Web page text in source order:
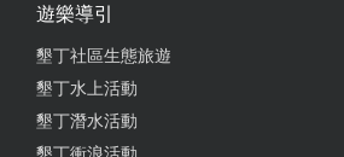
遊樂導引
墾丁社區生態旅遊
墾丁水上活動
墾丁潛水活動